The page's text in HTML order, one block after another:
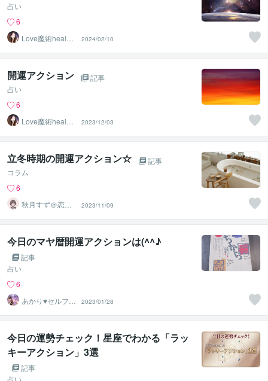
占い
6
Love魔術healer
❤︎ソフィア
2024/02/10
開運アクション
記事
占い
6
Love魔術healer
❤︎ソフィア
2023/12/03
立冬時期の開運アクション☆
記事
コラム
6
秋月すず＠恋心
を調えるコンシ
ェルジュ
2023/11/09
今日のマヤ暦開運アクションは(^^♪
記事
占い
6
あかり♥セルフラ
ブ 自分を愛す
るサポート
2023/01/28
今日の運勢チェック！星座でわかる「ラッ
キーアクション」3選
記事
占い